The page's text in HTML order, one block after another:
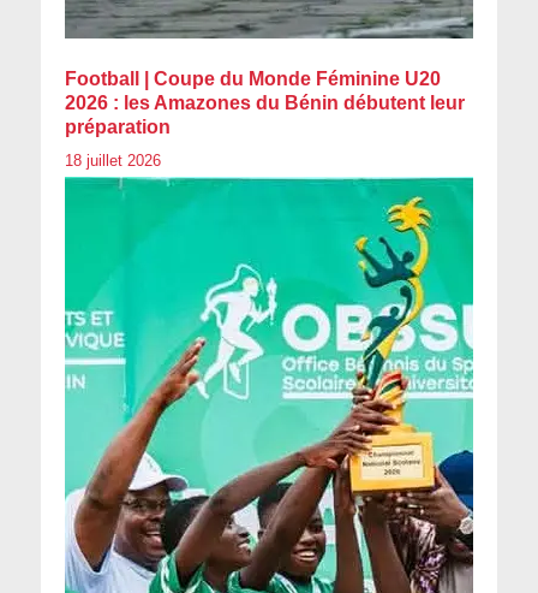
Football | Coupe du Monde Féminine U20
2026 : les Amazones du Bénin débutent leur
préparation
18 juillet 2026